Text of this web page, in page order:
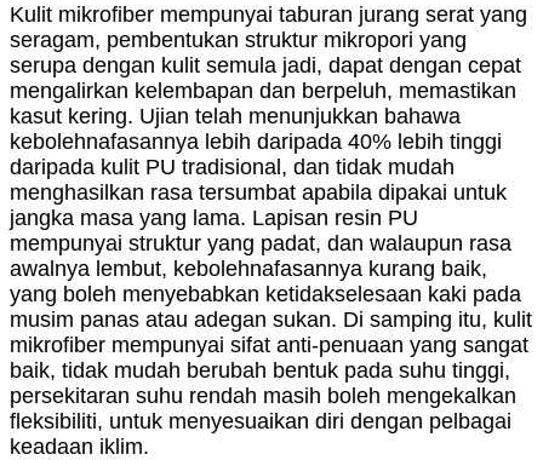
Kulit mikrofiber mempunyai taburan jurang serat yang
seragam, pembentukan struktur mikropori yang
serupa dengan kulit semula jadi, dapat dengan cepat
mengalirkan kelembapan dan berpeluh, memastikan
kasut kering. Ujian telah menunjukkan bahawa
kebolehnafasannya lebih daripada 40% lebih tinggi
daripada kulit PU tradisional, dan tidak mudah
menghasilkan rasa tersumbat apabila dipakai untuk
jangka masa yang lama. Lapisan resin PU
mempunyai struktur yang padat, dan walaupun rasa
awalnya lembut, kebolehnafasannya kurang baik,
yang boleh menyebabkan ketidakselesaan kaki pada
musim panas atau adegan sukan. Di samping itu, kulit
mikrofiber mempunyai sifat anti-penuaan yang sangat
baik, tidak mudah berubah bentuk pada suhu tinggi,
persekitaran suhu rendah masih boleh mengekalkan
fleksibiliti, untuk menyesuaikan diri dengan pelbagai
keadaan iklim.